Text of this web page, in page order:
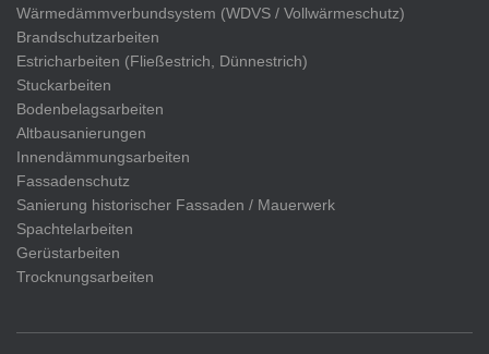
Wärmedämmverbundsystem (WDVS / Vollwärmeschutz)
Brandschutzarbeiten
Estricharbeiten (Fließestrich, Dünnestrich)
Stuckarbeiten
Bodenbelagsarbeiten
Altbausanierungen
Innendämmungsarbeiten
Fassadenschutz
Sanierung historischer Fassaden / Mauerwerk
Spachtelarbeiten
Gerüstarbeiten
Trocknungsarbeiten